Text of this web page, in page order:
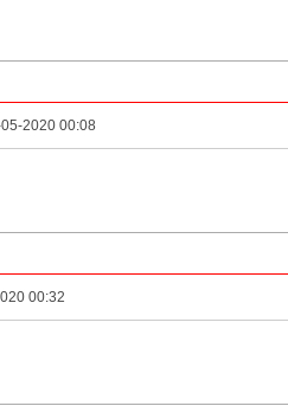
2020 00:08
00:32